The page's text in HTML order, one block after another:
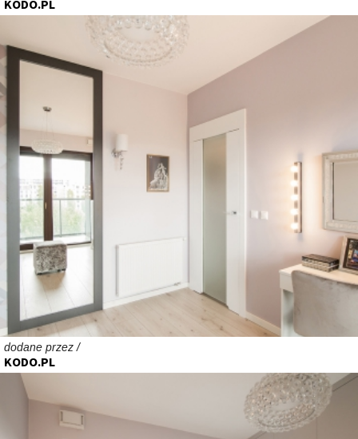
KODO.PL
dodane przez /
KODO.PL